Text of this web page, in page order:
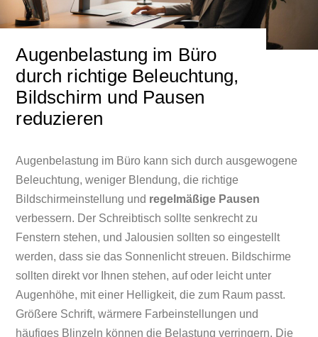
Augenbelastung im Büro
durch richtige Beleuchtung,
Bildschirm und Pausen
reduzieren
Augenbelastung im Büro kann sich durch ausgewogene
Beleuchtung, weniger Blendung, die richtige
Bildschirmeinstellung und regelmäßige Pausen
verbessern. Der Schreibtisch sollte senkrecht zu
Fenstern stehen, und Jalousien sollten so eingestellt
werden, dass sie das Sonnenlicht streuen. Bildschirme
sollten direkt vor Ihnen stehen, auf oder leicht unter
Augenhöhe, mit einer Helligkeit, die zum Raum passt.
Größere Schrift, wärmere Farbeinstellungen und
häufiges Blinzeln können die Belastung verringern. Die